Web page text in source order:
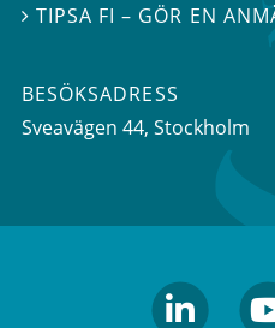
TIPSA FI – GÖR EN
BESÖKSADRESS
Sveavägen 44, Stockholm